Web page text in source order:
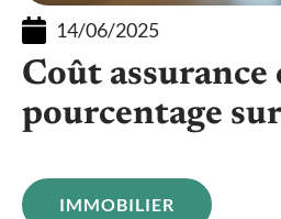
14/06/2025
Coût
pourcentage
IMMOBILIER